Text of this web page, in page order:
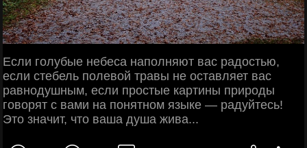
Если голубые небеса наполняют вас радостью,
если стебель полевой травы не оставляет вас
равнодушным, если простые картины природы
говорят с вами на понятном языке — радуйтесь!
Это значит, что ваша душа жива...